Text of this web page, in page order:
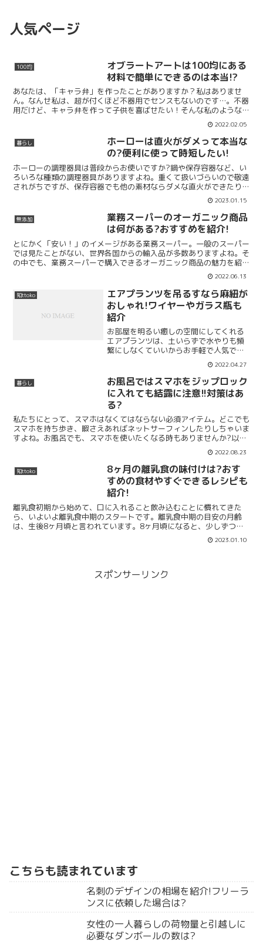
人気ページ
100均
オブラートアートは100均にある
材料で簡単にできるのは本当!?
あなたは、「キャラ弁」を作ったことがありますか？私はありませ
ん。なんせ私は、超が付くほど不器用でセンスもないのです…。不器
用だけど、キャラ弁を作って子供を喜ばせたい！そんな私のような願
望をもつあなたに朗報です！オブラートアートを使えば、材料...2022.02.05
暮らし
ホーローは直火がダメって本当な
の?便利に使って時短したい!
ホーローの調理器具は普段からお使いですか?鍋や保存容器など、い
ろいろな種類の調理器具がありますよね。重くて扱いづらいので敬遠
されがちですが、保存容器でも他の素材ならダメな直火ができたり、
使ってみると重宝しますよ。私の家では以前から、ホーロー...2023.01.15
無添加
業務スーパーのオーガニック商品
は何がある?おすすめを紹介!
とにかく「安い！」のイメージがある業務スーパー。一般のスーパー
では見たことがない、世界各国からの輸入品が多数ありますよね。そ
の中でも、業務スーパーで購入できるオーガニック商品の魅力を紹介
していきます。オーガニックとは「有機のもの」を意味しま...2022.06.13
知ttoko
エアプランツを吊るすなら麻紐が
おしゃれ!ワイヤーやガラス瓶も
紹介
お部屋を明るい癒しの空間にしてくれる
エアプランツは、土いらずで水やりも頻
繁にしなくていいからお手軽で人気で
す。ただ見た目がシンプルなあまり、お
部屋の中でインテリアとして飾るとなる
と、どう飾ればいいか悩みどころですよ
ね。エアプランツは吊るすの...
2022.04.27
暮らし
お風呂ではスマホをジップロック
に入れても結露に注意!!対策はあ
る?
私たちにとって、スマホはなくてはならない必須アイテム。どこでも
スマホを持ち歩き、暇さえあればネットサーフィンしたりしちゃいま
すよね。お風呂でも、スマホを使いたくなる時もありませんか?以
前、「ジップロックにスマホを入れてお風呂で使える」という...2022.08.23
知ttoko
8ヶ月の離乳食の味付けは?おす
すめの食材やすぐできるレシピも
紹介!
離乳食初期から始めて、口に入れること飲み込むことに慣れてきた
ら、いよいよ離乳食中期のスタートです。離乳食中期の目安の月齢
は、生後8ヶ月頃と言われています。8ヶ月頃になると、少しずつ食
べることにも慣れ、食に興味がでてくる時期になります。その為...
2023.01.10
スポンサーリンク
こちらも読まれています
名刺のデザインの相場を紹介!フリーラ
ンスに依頼した場合は?
女性の一人暮らしの荷物量と引越しに
必要なダンボールの数は?